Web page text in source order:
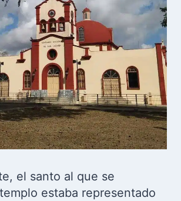
el santo al que se
estaba representado